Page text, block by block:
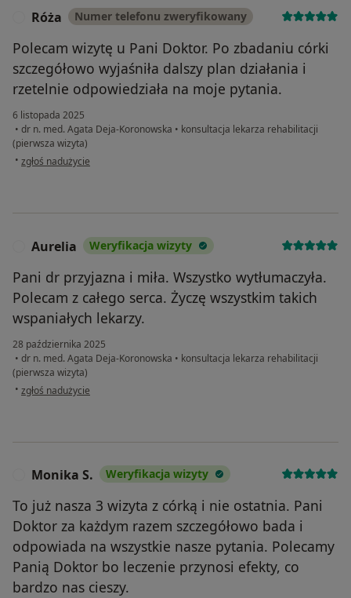
Róża Numer telefonu zweryfikowany
Polecam wizytę u Pani Doktor. Po zbadaniu córki
szczegółowo wyjaśniła dalszy plan działania i
rzetelnie odpowiedziała na moje pytania.
6 listopada 2025
• dr n. med. Agata Deja-Koronowska • konsultacja lekarza rehabilitacji
(pierwsza wizyta)
• w opinii użytkownika Róża
zgłoś nadużycie
Aurelia Weryfikacja wizyty
Pani dr przyjazna i miła. Wszystko wytłumaczyła.
Polecam z całego serca. Życzę wszystkim takich
wspaniałych lekarzy.
28 października 2025
• dr n. med. Agata Deja-Koronowska • konsultacja lekarza rehabilitacji
(pierwsza wizyta)
• w opinii użytkownika Aurelia
zgłoś nadużycie
Monika S. Weryfikacja wizyty
To już nasza 3 wizyta z córką i nie ostatnia. Pani
Doktor za każdym razem szczegółowo bada i
odpowiada na wszystkie nasze pytania. Polecamy
Panią Doktor bo leczenie przynosi efekty, co
bardzo nas cieszy.